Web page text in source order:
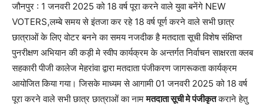
जौनपुर : 1 जनवरी 2025 को 18 वर्ष पूरा करने वाले युवा बनेंगे NEW
VOTERS,लम्बे समय से इंतजा कर रहे 18 वर्ष पूर्ण करने वाले सभी छात्र
छात्राओं के लिए वोटर बनने का समय नजदीक है मतदाता सूची विशेष संक्षिप्त
पुनरीक्षण अभियान की कड़ी मे स्वीप कार्यक्रम के अन्तर्गत निर्वाचन साक्षरता क्लब
सहकारी पीजी कालेज मेहरांवा द्वारा मतदाता पंजीकरण जागरूकता कार्यक्रम
आयोजित किया गया। जिसके माध्यम से आगामी 01 जनवरी 2025 को 18 वर्ष
पूरा करने वाले सभी छात्र छात्राओं का नाममतदाता सूची मे पंजीकृतकराने हेतु